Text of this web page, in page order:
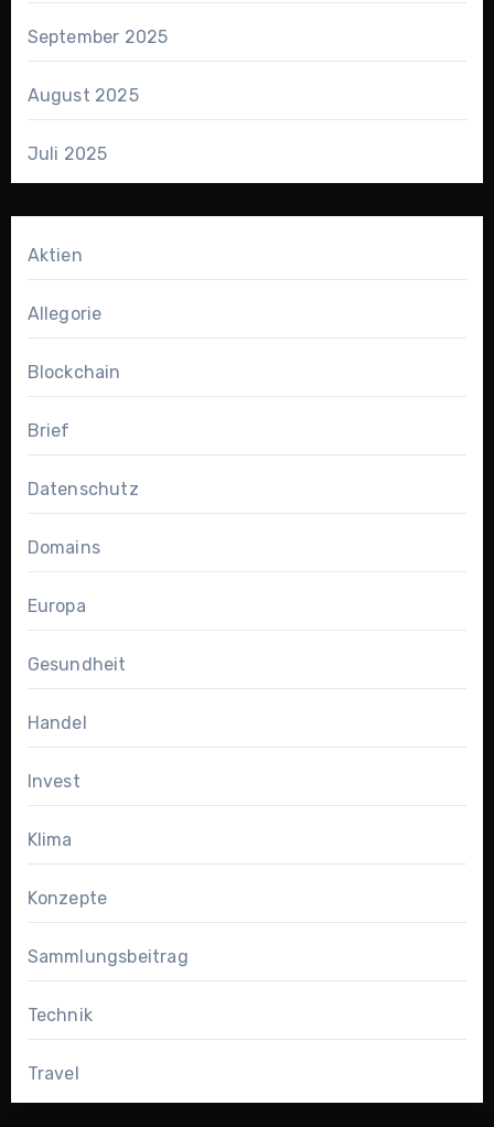
September 2025
August 2025
Juli 2025
Aktien
Allegorie
Blockchain
Brief
Datenschutz
Domains
Europa
Gesundheit
Handel
Invest
Klima
Konzepte
Sammlungsbeitrag
Technik
Travel